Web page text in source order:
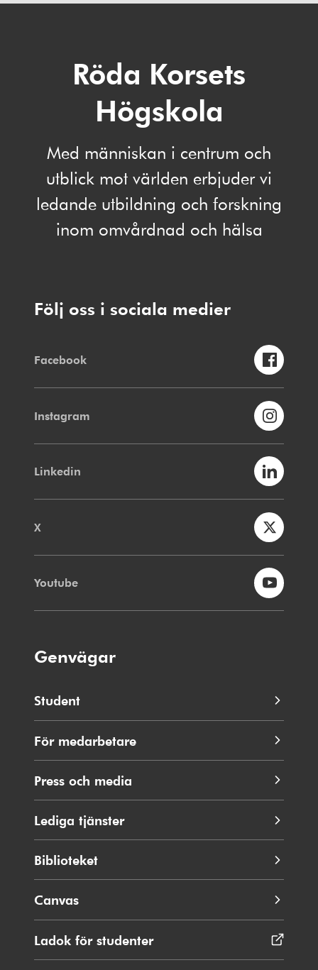
Röda Korsets
Högskola
Med människan i centrum och
utblick mot världen erbjuder vi
ledande utbildning och forskning
inom omvårdnad och hälsa
Följ oss i sociala medier
Facebook
Instagram
Linkedin
X
Youtube
Genvägar
Student
För medarbetare
Press och media
Lediga tjänster
Biblioteket
Canvas
Ladok för studenterÖppnas
i